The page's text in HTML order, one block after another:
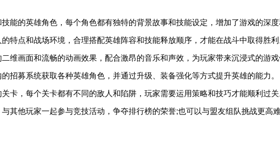
的英雄角色，每个角色都有独特的背景故事和技能设定，增加了游戏的深度
点和战场环境，合理搭配英雄阵容和技能释放顺序，才能在战斗中取得胜利
画面和流畅的动画效果，配合激昂的音乐和声效，为玩家带来沉浸式的游戏
募系统获取各种英雄角色，并通过升级、装备强化等方式提升英雄的能力。
，每个关卡都有不同的敌人和陷阱，玩家需要运用策略和技巧才能顺利过关
他玩家一起参与竞技活动，争夺排行榜的荣誉;也可以与盟友组队挑战更高难